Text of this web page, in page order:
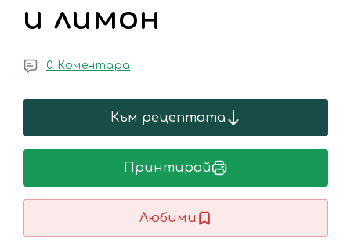
и лимон
0 Коментара
Към рецептата
Принтирай
Любими